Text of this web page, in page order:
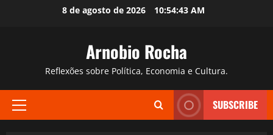
8 de agosto de 2026 10:54:44 AM
Arnobio Rocha
Reflexões sobre Política, Economia e Cultura.
Primary
SUBSCRIBE